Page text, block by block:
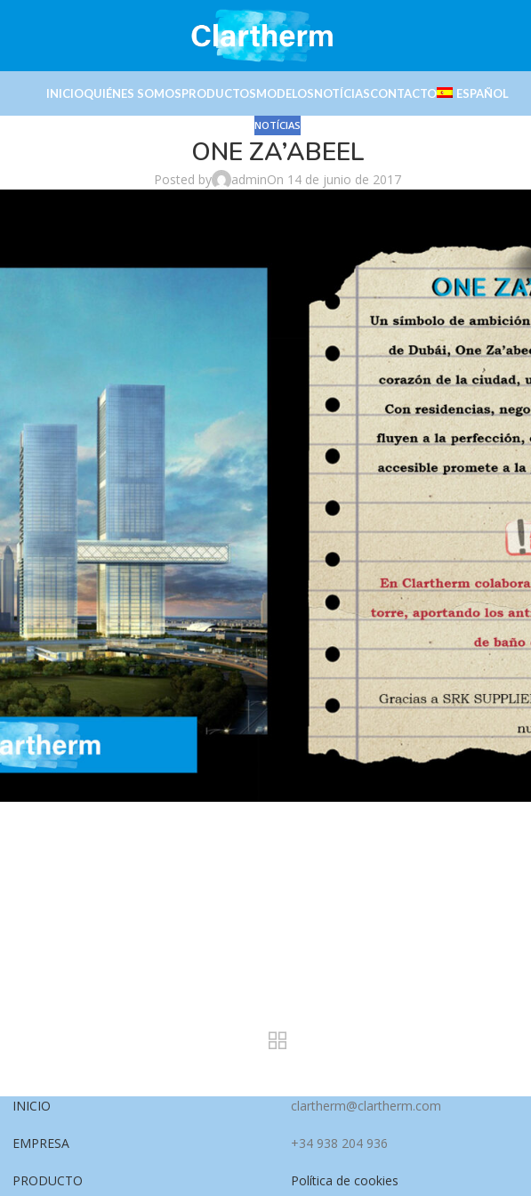
INICIOQUIÉNES SOMOSPRODUCTOSMODELOSNOTÍCIASCONTACTO ESPAÑOL
NOTÍCIAS
ONE ZA’ABEEL
Posted by adminOn 14 de junio de 2017
INICIO
EMPRESA
PRODUCTO
clartherm@clartherm.com
+34 938 204 936
Política de cookies